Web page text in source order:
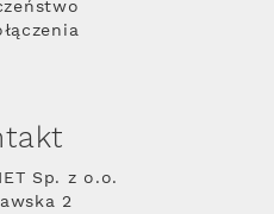
Sp. z o.o.
2